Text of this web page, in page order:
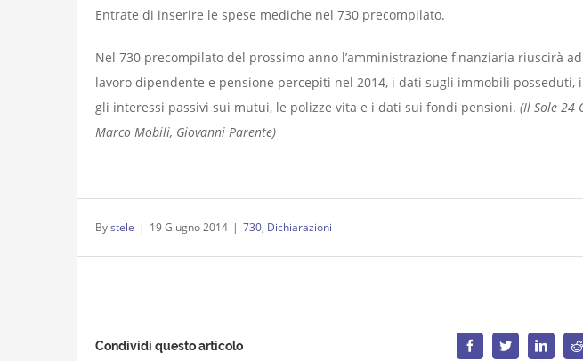
Entrate di inserire le spese mediche nel 730 precompilato.
Nel 730 precompilato del prossimo anno l’amministrazione finanziaria riuscirà
lavoro dipendente e pensione percepiti nel 2014, i dati sugli immobili
gli interessi passivi sui mutui, le polizze vita e i dati sui fondi pensioni. (Il Sole 24
Marco Mobili, Giovanni Parente)
Bystele | 19 Giugno 2014 | 730, Dichiarazioni
Condividi questo articolo FacebookTwitter